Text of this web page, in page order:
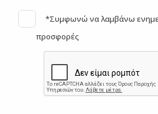
*Συμφωνώ να λαμβάνω
προσφορές